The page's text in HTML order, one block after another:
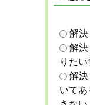
解
解
りた
解
いて